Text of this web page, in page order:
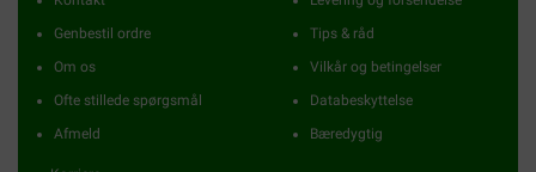
Genbestil ordre
Om os
Ofte stillede spørgsmål
Afmeld
Tips & råd
Vilkår og betingelser
Databeskyttelse
Bæredygtig